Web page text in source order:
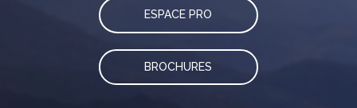
ESPACE PRO
BROCHURES